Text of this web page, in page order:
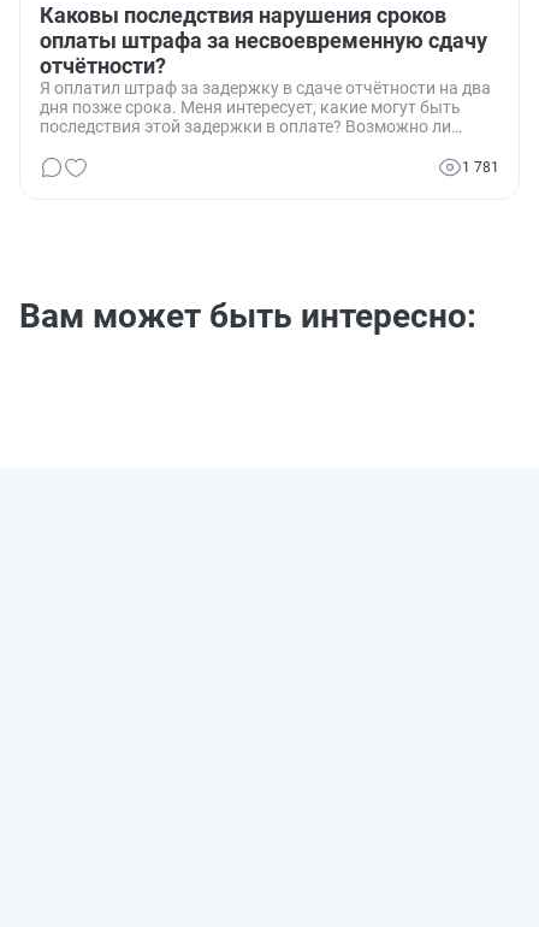
Каковы последствия нарушения сроков
оплаты штрафа за несвоевременную сдачу
отчётности?
Я оплатил штраф за задержку в сдаче отчётности на два
дня позже срока. Меня интересует, какие могут быть
последствия этой задержки в оплате? Возможно ли
задержку?
1 781
Вам может быть интересно: